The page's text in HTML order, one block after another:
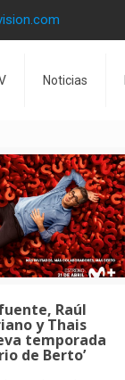
Noticias
Raúl
y Thais
temporada
de Berto’